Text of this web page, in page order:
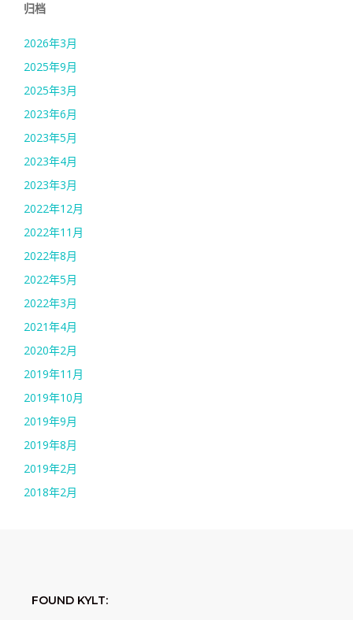
归档
2026年3月
2025年9月
2025年3月
2023年6月
2023年5月
2023年4月
2023年3月
2022年12月
2022年11月
2022年8月
2022年5月
2022年3月
2021年4月
2020年2月
2019年11月
2019年10月
2019年9月
2019年8月
2019年2月
2018年2月
FOUND KYLT: